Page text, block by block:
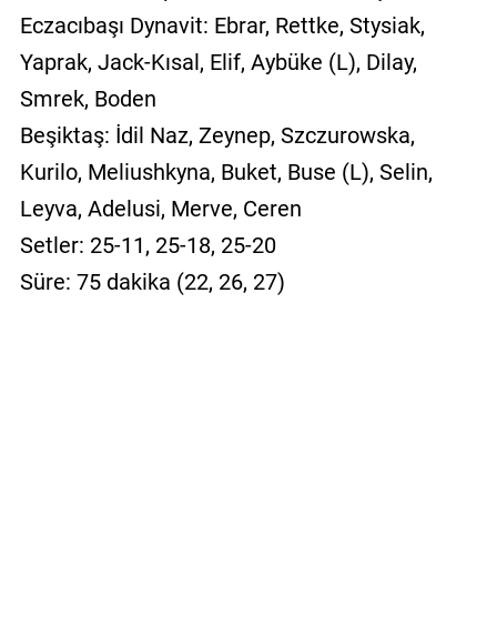
Eczacıbaşı Dynavit: Ebrar, Rettke, Stysiak,
Yaprak, Jack-Kısal, Elif, Aybüke (L), Dilay,
Smrek, Boden
Beşiktaş: İdil Naz, Zeynep, Szczurowska,
Kurilo, Meliushkyna, Buket, Buse (L), Selin,
Leyva, Adelusi, Merve, Ceren
Setler: 25-11, 25-18, 25-20
Süre: 75 dakika (22, 26, 27)